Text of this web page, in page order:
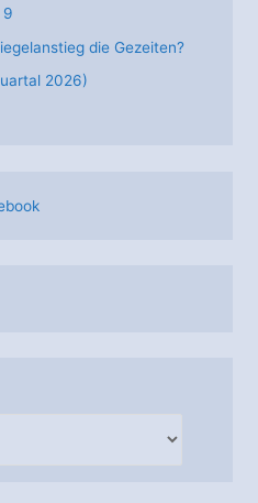
9
die Gezeiten?
2026)